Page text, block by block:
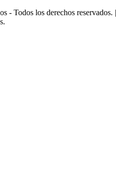
- Todos los derechos reservados. |